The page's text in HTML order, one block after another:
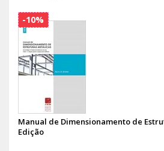
Manual de Dimensionamento de
Edição
-10%